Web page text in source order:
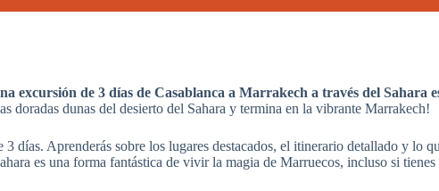
de 3 días de Casablanca a Marrakech a través del Sahara
doradas dunas del desierto del Sahara y termina en la vibrante Marrakech!
días. Aprenderás sobre los lugares destacados, el itinerario detallado y lo
es una forma fantástica de vivir la magia de Marruecos, incluso si